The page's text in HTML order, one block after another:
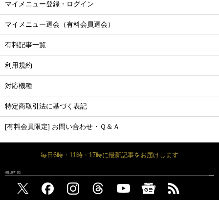
マイメニュー登録・ログイン
マイメニュー退会（有料会員退会）
有料記事一覧
利用規約
対応機種
特定商取引法に基づく表記
[有料会員限定] お問い合わせ・Ｑ＆Ａ
毎日6時・11時・17時に最新記事をお届けします
FOLLOW US